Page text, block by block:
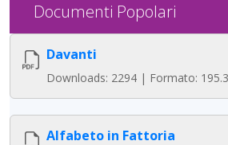
Documenti Popolari
Davanti
Downloads: 2294 | Formato:
Alfabeto in Fattoria